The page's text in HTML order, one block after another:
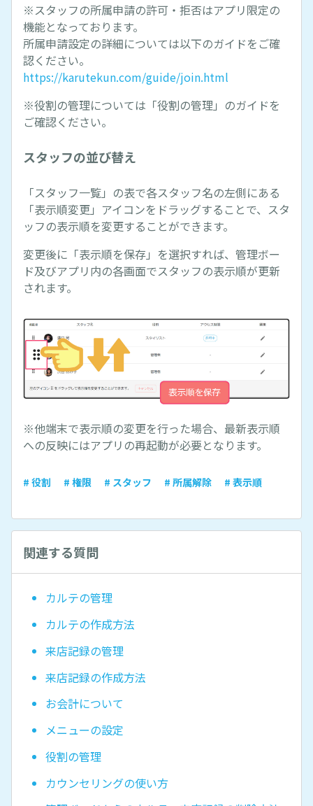
※スタッフの所属申請の許可・拒否はアプリ限定の
機能となっております。
所属申請設定の詳細については以下のガイドをご確
認ください。
https://karutekun.com/guide/join.html
※役割の管理については「役割の管理」のガイドを
ご確認ください。
スタッフの並び替え
「スタッフ一覧」の表で各スタッフ名の左側にある
「表示順変更」アイコンをドラッグすることで、スタ
ッフの表示順を変更することができます。
変更後に「表示順を保存」を選択すれば、管理ボー
ド及びアプリ内の各画面でスタッフの表示順が更新
されます。
※他端末で表示順の変更を行った場合、最新表示順
への反映にはアプリの再起動が必要となります。
# 役割 # 権限 # スタッフ # 所属解除 # 表示順
関連する質問
カルテの管理
カルテの作成方法
来店記録の管理
来店記録の作成方法
お会計について
メニューの設定
役割の管理
カウンセリングの使い方